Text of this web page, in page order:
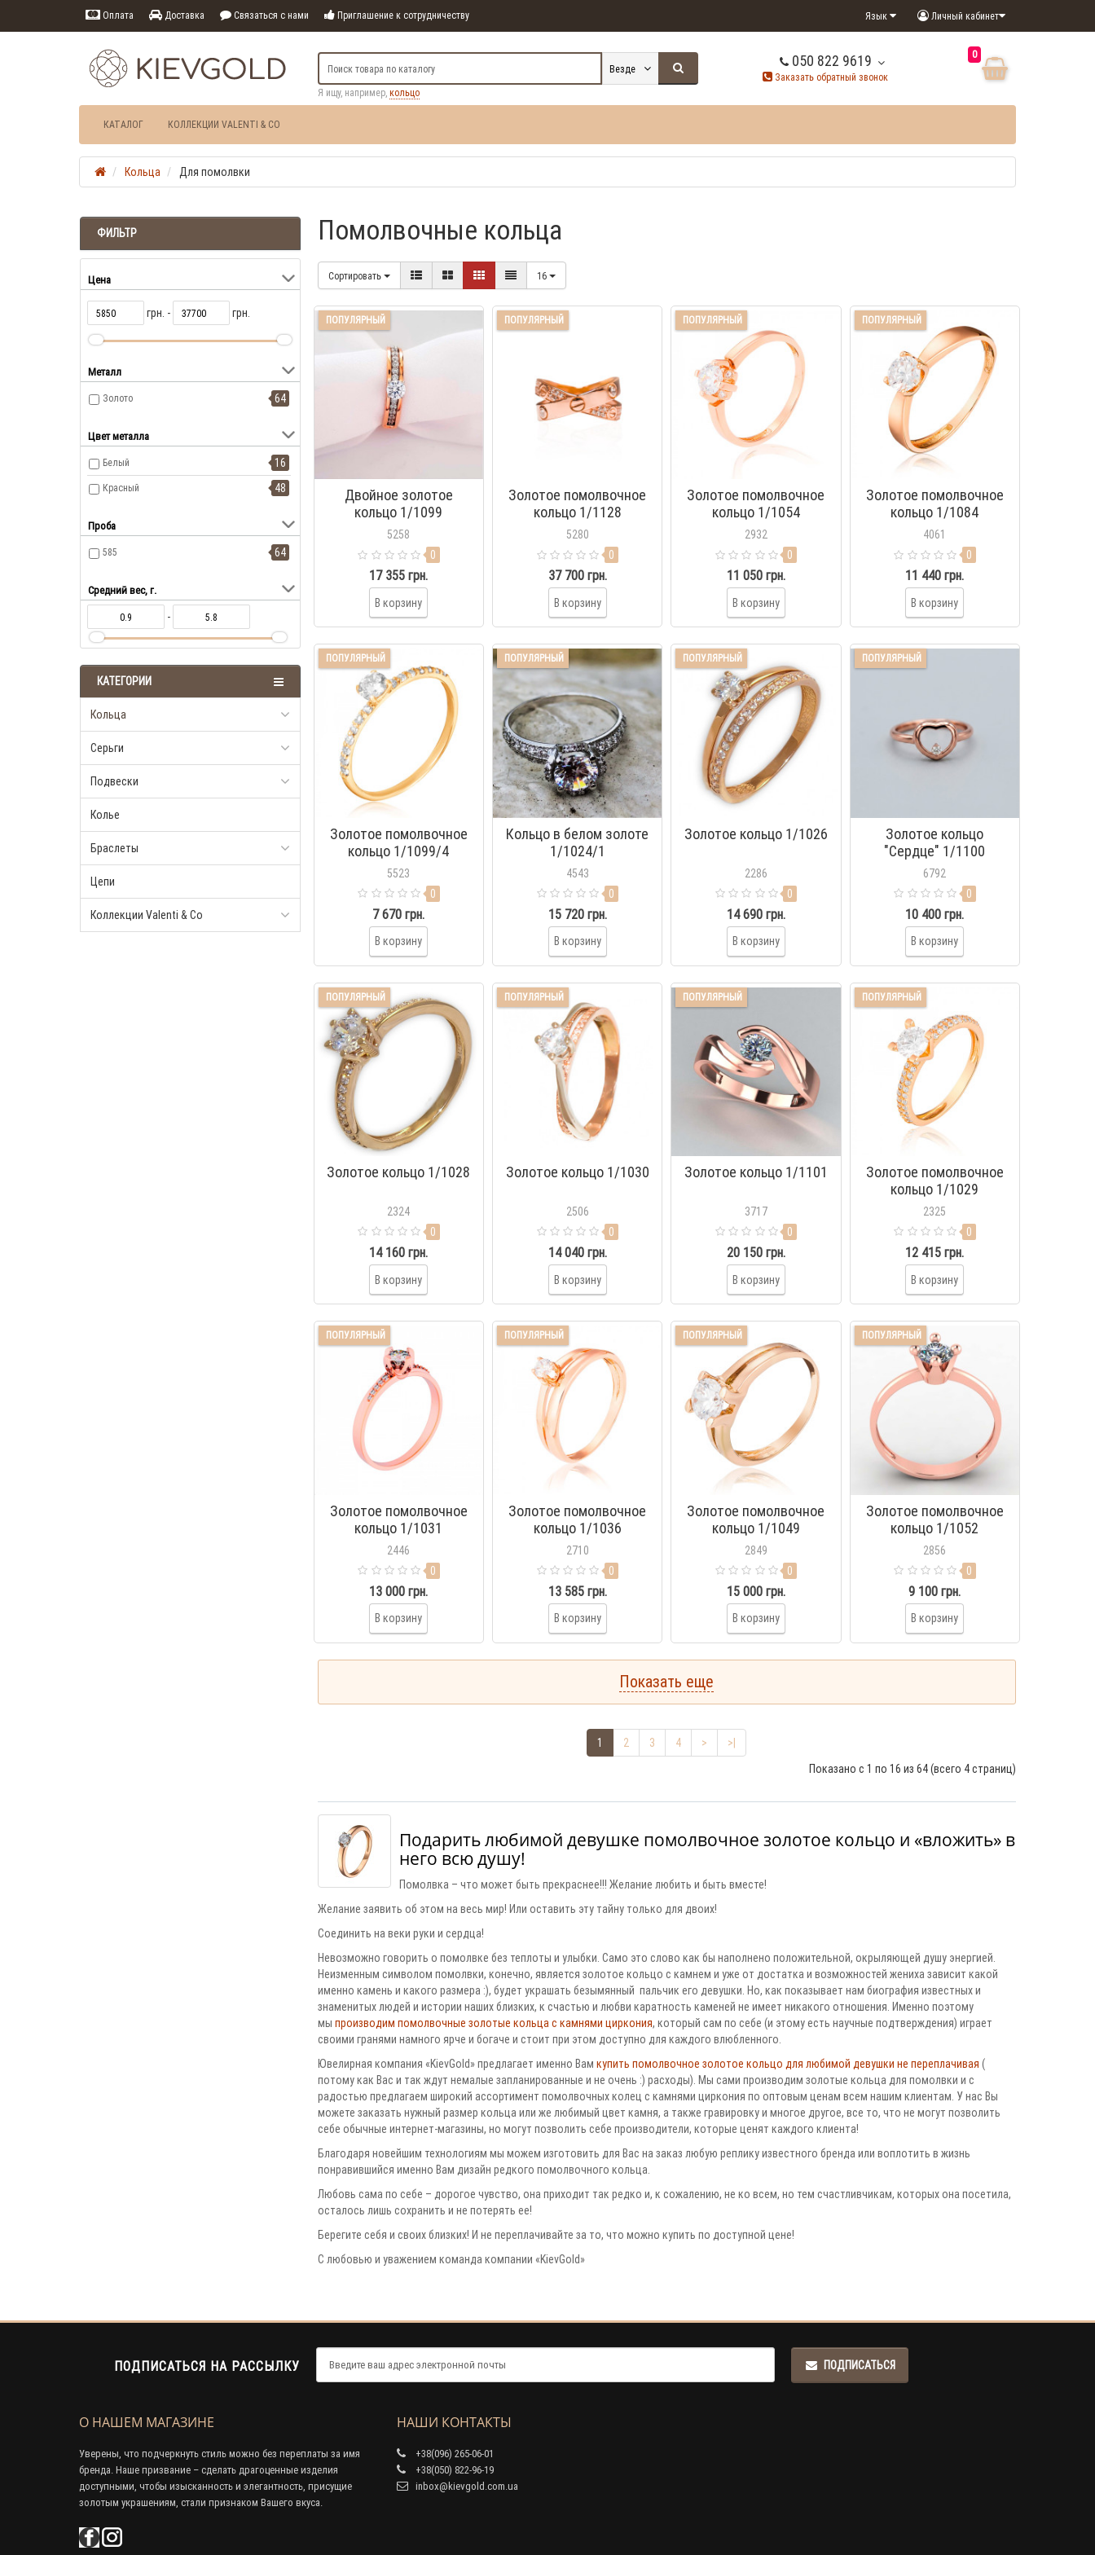
Оплата Доставка Связаться с нами Приглашение к сотрудничеству Личный кабинет
Язык
050 822 9619
Заказать обратный звонок
0
Везде
Я ищу, например, кольцо
КАТАЛОГ КОЛЛЕКЦИИ VALENTI & CO
Кольца Для помолвки
ФИЛЬТР
Цена
грн. - грн.
Металл
Золото 64
Цвет металла
Белый 16
Красный 48
Проба
585 64
Средний вес, г.
-
КАТЕГОРИИ
Кольца
Серьги
Подвески
Колье
Браслеты
Цепи
Коллекции Valenti & Co
Помолвочные кольца
Сортировать 16
ПОПУЛЯРНЫЙ
Двойное золотое
кольцо 1/1099
5258
0
17 355 грн.
В корзину
ПОПУЛЯРНЫЙ
Золотое помолвочное
кольцо 1/1128
5280
0
37 700 грн.
В корзину
ПОПУЛЯРНЫЙ
Золотое помолвочное
кольцо 1/1054
2932
0
11 050 грн.
В корзину
ПОПУЛЯРНЫЙ
Золотое помолвочное
кольцо 1/1084
4061
0
11 440 грн.
В корзину
ПОПУЛЯРНЫЙ
Золотое помолвочное
кольцо 1/1099/4
5523
0
7 670 грн.
В корзину
ПОПУЛЯРНЫЙ
Кольцо в белом золоте
1/1024/1
4543
0
15 720 грн.
В корзину
ПОПУЛЯРНЫЙ
Золотое кольцо 1/1026
2286
0
14 690 грн.
В корзину
ПОПУЛЯРНЫЙ
Золотое кольцо
"Сердце" 1/1100
6792
0
10 400 грн.
В корзину
ПОПУЛЯРНЫЙ
Золотое кольцо 1/1028
2324
0
14 160 грн.
В корзину
ПОПУЛЯРНЫЙ
Золотое кольцо 1/1030
2506
0
14 040 грн.
В корзину
ПОПУЛЯРНЫЙ
Золотое кольцо 1/1101
3717
0
20 150 грн.
В корзину
ПОПУЛЯРНЫЙ
Золотое помолвочное
кольцо 1/1029
2325
0
12 415 грн.
В корзину
ПОПУЛЯРНЫЙ
Золотое помолвочное
кольцо 1/1031
2446
0
13 000 грн.
В корзину
ПОПУЛЯРНЫЙ
Золотое помолвочное
кольцо 1/1036
2710
0
13 585 грн.
В корзину
ПОПУЛЯРНЫЙ
Золотое помолвочное
кольцо 1/1049
2849
0
15 000 грн.
В корзину
ПОПУЛЯРНЫЙ
Золотое помолвочное
кольцо 1/1052
2856
0
9 100 грн.
В корзину
Показать еще
1 2 3 4 >
>|
Показано с 1 по 16 из 64 (всего 4 страниц)
Подарить любимой девушке помолвочное золотое кольцо и «вложить» в
него всю душу!
Помолвка – что может быть прекраснее!!! Желание любить и быть вместе!
Желание заявить об этом на весь мир! Или оставить эту тайну только для двоих!
Соединить на веки руки и сердца!
Невозможно говорить о помолвке без теплоты и улыбки. Само это слово как бы наполнено положительной, окрыляющей душу энергией.
Неизменным символом помолвки, конечно, является золотое кольцо с камнем и уже от достатка и возможностей жениха зависит какой
именно камень и какого размера :), будет украшать безымянный пальчик его девушки. Но, как показывает нам биография известных и
знаменитых людей и истории наших близких, к счастью и любви каратность каменей не имеет никакого отношения. Именно поэтому
мы производим помолвочные золотые кольца с камнями циркония, который сам по себе (и этому есть научные подтверждения) играет
своими гранями намного ярче и богаче и стоит при этом доступно для каждого влюбленного.
Ювелирная компания «KievGold» предлагает именно Вам купить помолвочное золотое кольцо для любимой девушки не переплачивая (
потому как Вас и так ждут немалые запланированные и не очень :) расходы). Мы сами производим золотые кольца для помолвки и с
радостью предлагаем широкий ассортимент помолвочных колец с камнями циркония по оптовым ценам всем нашим клиентам. У нас Вы
можете заказать нужный размер кольца или же любимый цвет камня, а также гравировку и многое другое, все то, что не могут позволить
себе обычные интернет-магазины, но могут позволить себе производители, которые ценят каждого клиента!
Благодаря новейшим технологиям мы можем изготовить для Вас на заказ любую реплику известного бренда или воплотить в жизнь
понравившийся именно Вам дизайн редкого помолвочного кольца.
Любовь сама по себе – дорогое чувство, она приходит так редко и, к сожалению, не ко всем, но тем счастливчикам, которых она посетила,
осталось лишь сохранить и не потерять ее!
Берегите себя и своих близких! И не переплачивайте за то, что можно купить по доступной цене!
С любовью и уважением команда компании «KievGold»
ПОДПИСАТЬСЯ НА РАССЫЛКУ ПОДПИСАТЬСЯ
О НАШЕМ МАГАЗИНЕ
Уверены, что подчеркнуть стиль можно без переплаты за имя
бренда. Наше призвание – сделать драгоценные изделия
доступными, чтобы изысканность и элегантность, присущие
золотым украшениям, стали признаком Вашего вкуса.
НАШИ КОНТАКТЫ
+38(096) 265-06-01
+38(050) 822-96-19
inbox@kievgold.com.ua